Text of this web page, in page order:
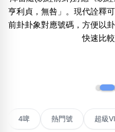
一 二 四 五 六
無0 無1 無2 無3無4 無5 無6 無7 無8 無
亨利貞，無咎」。現代詮釋
前卦卦象對應號碼，方便以
快速比較
聯號 4啤 熱門號